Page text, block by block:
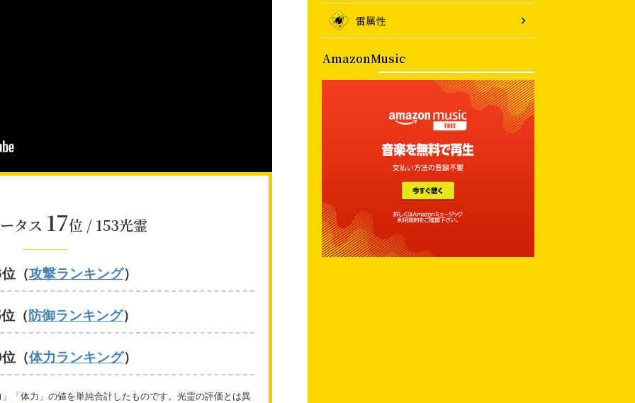
タス 17位 / 153光霊
（攻撃ランキング）
（防御ランキング）
（体力ランキング）
「体力」の値を単純合計したものです。光霊の評価とは異
雷属性
AmazonMusic